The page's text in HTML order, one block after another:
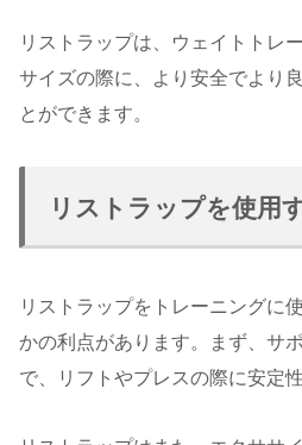
リストラップは、ウェイトトレ
サイズの際に、より安全でより
とができます。
リストラップを使用
リストラップをトレーニングに
かの利点があります。まず、サ
で、リフトやプレスの際に安定